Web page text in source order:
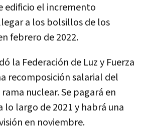
edificio el incremento
a los bolsillos de los
febrero de 2022.
la Federación de Luz y Fuerza
recomposición salarial del
nuclear. Se pagará en
lo largo de 2021 y habrá una
en noviembre.